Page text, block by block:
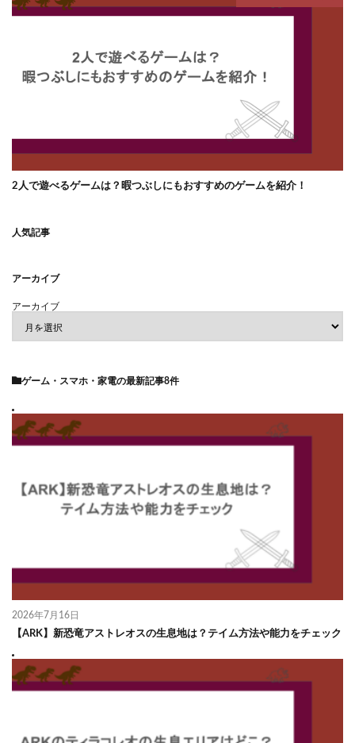
2人で遊べるゲームは？暇つぶしにもおすすめのゲームを紹介！
人気記事
アーカイブ
アーカイブ
ゲーム・スマホ・家電の最新記事8件
2026年7月16日
【ARK】新恐竜アストレオスの生息地は？テイム方法や能力をチェック